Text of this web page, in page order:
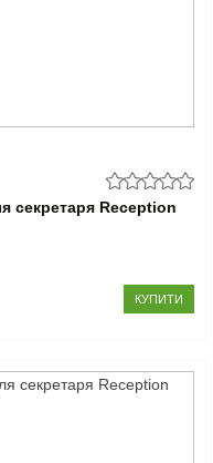
секретаря Reception
КУПИТИ